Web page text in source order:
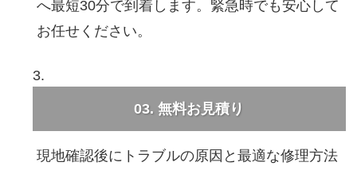
へ最短30分で到着します。緊急時でも安心して
お任せください。
03. 無料お見積り
現地確認後にトラブルの原因と最適な修理方法